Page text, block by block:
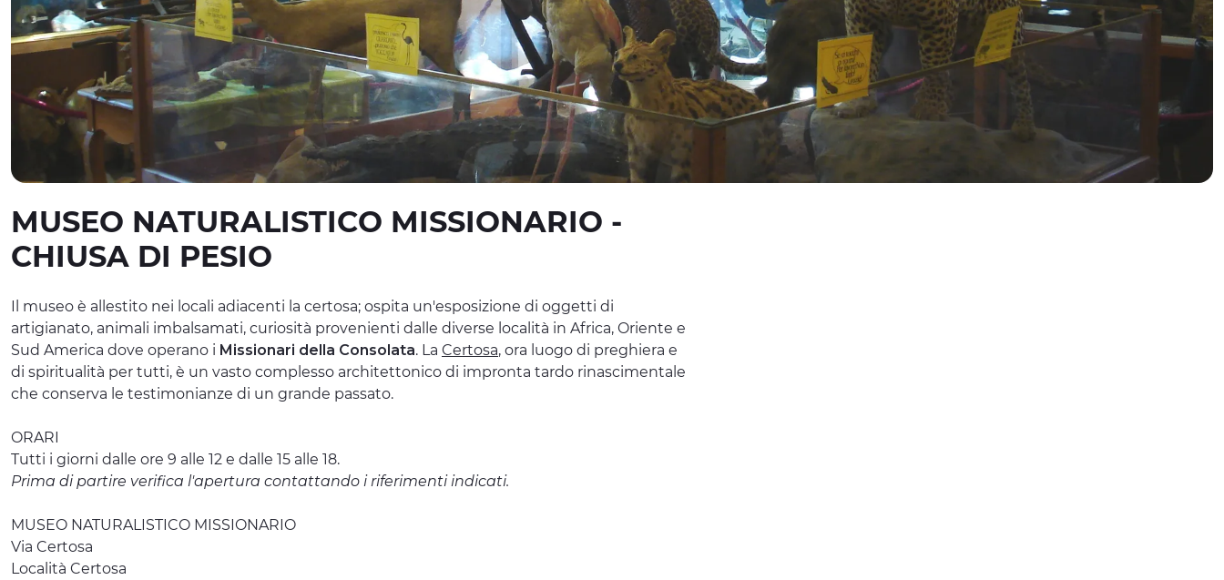
MUSEO NATURALISTICO MISSIONARIO -
CHIUSA DI PESIO
Il museo è allestito nei locali adiacenti la certosa; ospita un'esposizione di oggetti di
artigianato, animali imbalsamati, curiosità provenienti dalle diverse località in Africa, Oriente e
Sud America dove operano i Missionari della Consolata. La Certosa, ora luogo di preghiera e
di spiritualità per tutti, è un vasto complesso architettonico di impronta tardo rinascimentale
che conserva le testimonianze di un grande passato.
ORARI
Tutti i giorni dalle ore 9 alle 12 e dalle 15 alle 18.
Prima di partire verifica l'apertura contattando i riferimenti indicati.
MUSEO NATURALISTICO MISSIONARIO
Via Certosa
Località Certosa